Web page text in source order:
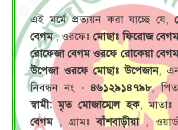
এই মর্মে প্রত্যয়ন করা যাচ্ছে যে,
বেগম, ওরফেঃমোছাঃ ফিরোজ
রোফেজা বেগম ওরফে রোকেয়া
উপেজা ওরফে মোছাঃ উপেজান,
নিবন্ধন নং -৪৬১২৯১৪৭৯৮,
স্বামী: মৃত মোজাম্মেল হক, মাতাঃ
বেগম, গ্রামঃবাঁশবাড়ীয়া,